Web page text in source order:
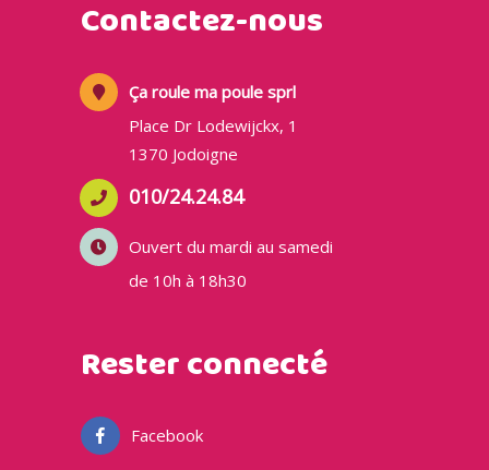
Contactez-nous
Ça roule ma poule sprl
Place Dr Lodewijckx, 1
1370 Jodoigne
010/24.24.84
Ouvert du mardi au samedi
de 10h à 18h30
Rester connecté
Facebook